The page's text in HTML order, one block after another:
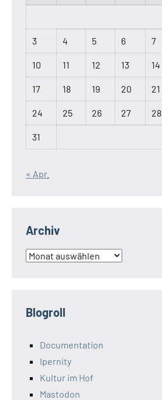
3 4 5 6 7
10 11 12 13 14
17 18 19 20 21
24 25 26 27 28
31
« Apr.
Archiv
Archiv
Blogroll
Documentation
Ipernity
Kultur im Hof
Mastodon